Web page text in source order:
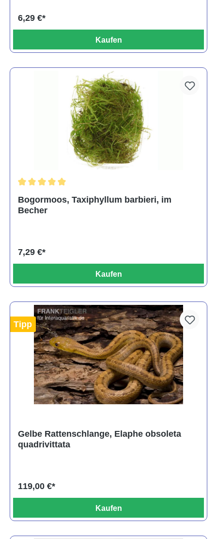
6,29 €*
Kaufen
Bogormoos, Taxiphyllum barbieri, im
Becher
7,29 €*
Kaufen
Tipp
Gelbe Rattenschlange, Elaphe obsoleta
quadrivittata
119,00 €*
Kaufen